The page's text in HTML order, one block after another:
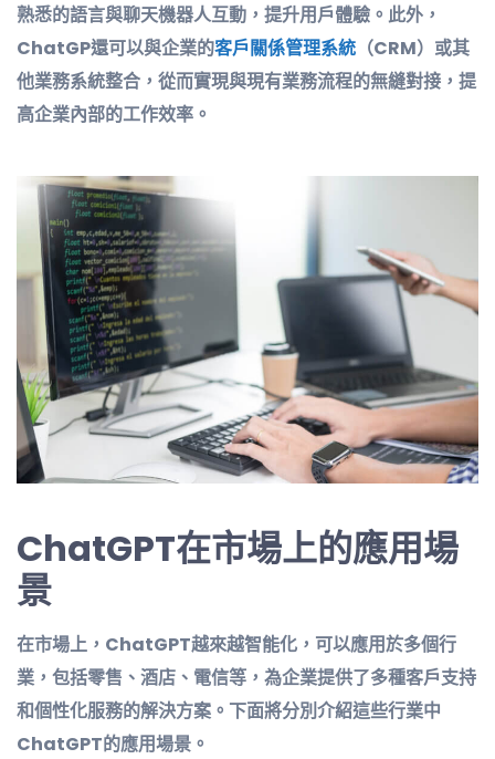
熟悉的語言與聊天機器人互動，提升用戶體驗。此外，
ChatGP還可以與企業的客戶關係管理系統 （CRM）或其
他業務系統整合，從而實現與現有業務流程的無縫對接，提
高企業內部的工作效率。
ChatGPT在市場上的應用場
景
在市場上，ChatGPT越來越智能化，可以應用於多個行
業，包括零售、酒店、電信等，為企業提供了多種客戶支持
和個性化服務的解決方案。下面將分別介紹這些行業中
ChatGPT的應用場景。